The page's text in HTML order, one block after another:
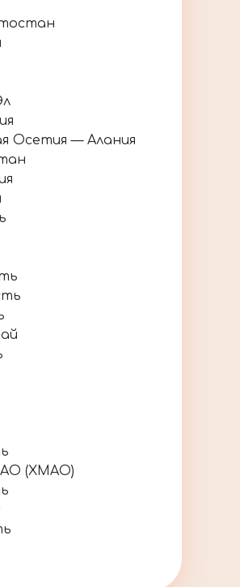
Осетия — Алания
АО (ХМАО)